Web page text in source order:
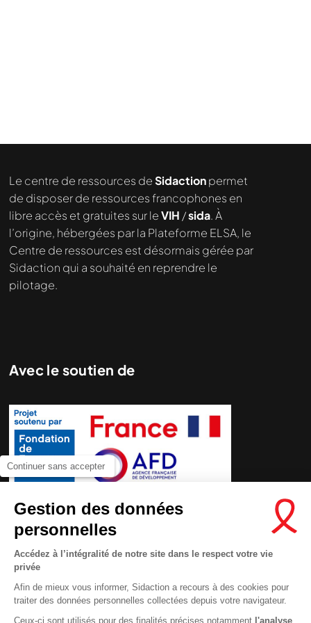
Continuer sans accepter
Gestion des données
personnelles
Accédez à l’intégralité de notre site dans le respect votre vie
privée
Afin de mieux vous informer, Sidaction a recours à des cookies pour
traiter des données personnelles collectées depuis votre navigateur.
Ceux-ci sont utilisés pour des finalités précises notamment l'analyse
Le centre de ressources deSidactionpermet
de disposer de ressources francophones en
libre accès et gratuites sur leVIH /sida. À
l’origine, hébergées par la Plateforme ELSA, le
Centre de ressources est désormais gérée par
Sidaction qui a souhaité en reprendre le
pilotage.
Avec le soutien de